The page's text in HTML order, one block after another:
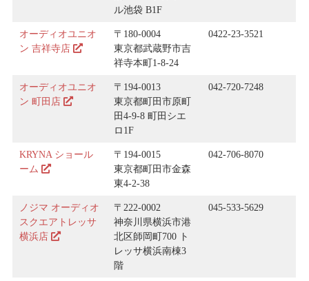
ル池袋 B1F
オーディオユニオ
ン 吉祥寺店
〒180-0004
東京都武蔵野市吉
祥寺本町1-8-24
0422-23-3521
オーディオユニオ
ン 町田店
〒194-0013
東京都町田市原町
田4-9-8 町田シエ
ロ1F
042-720-7248
KRYNA ショール
ーム
〒194-0015
東京都町田市金森
東4-2-38
042-706-8070
ノジマ オーディオ
スクエアトレッサ
横浜店
〒222-0002
神奈川県横浜市港
北区師岡町700 ト
レッサ横浜南棟3
階
045-533-5629